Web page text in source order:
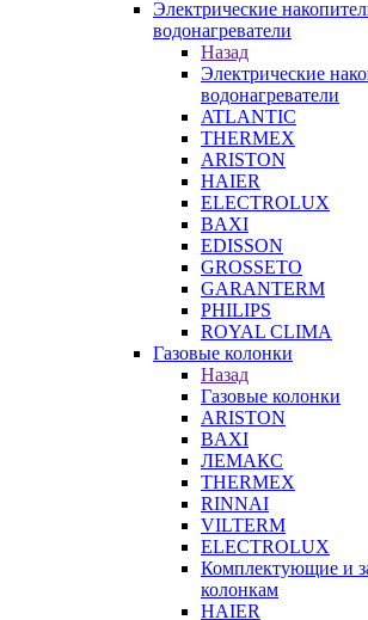
Электрические
водонагреватели
Назад
Электрические
водонагреватели
ATLANTIC
THERMEX
ARISTON
HAIER
ELECTROLUX
BAXI
EDISSON
GROSSETO
GARANTERM
PHILIPS
ROYAL CLIMA
Газовые колонки
Назад
Газовые колонки
ARISTON
BAXI
ЛЕМАКС
THERMEX
RINNAI
VILTERM
ELECTROLUX
Комплектующие и
колонкам
HAIER